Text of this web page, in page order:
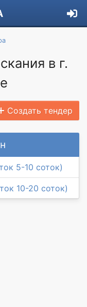
в г.
Создать тендер
5-10 соток)
10-20 соток)